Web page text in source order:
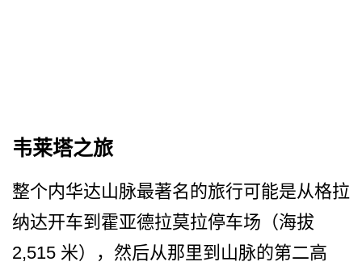
韦莱塔之旅
整个内华达山脉最著名的旅行­可能是从格拉
纳达开车到霍亚德拉莫拉停车场（海拔
2,515 米），然后从那里到山脉的第二高